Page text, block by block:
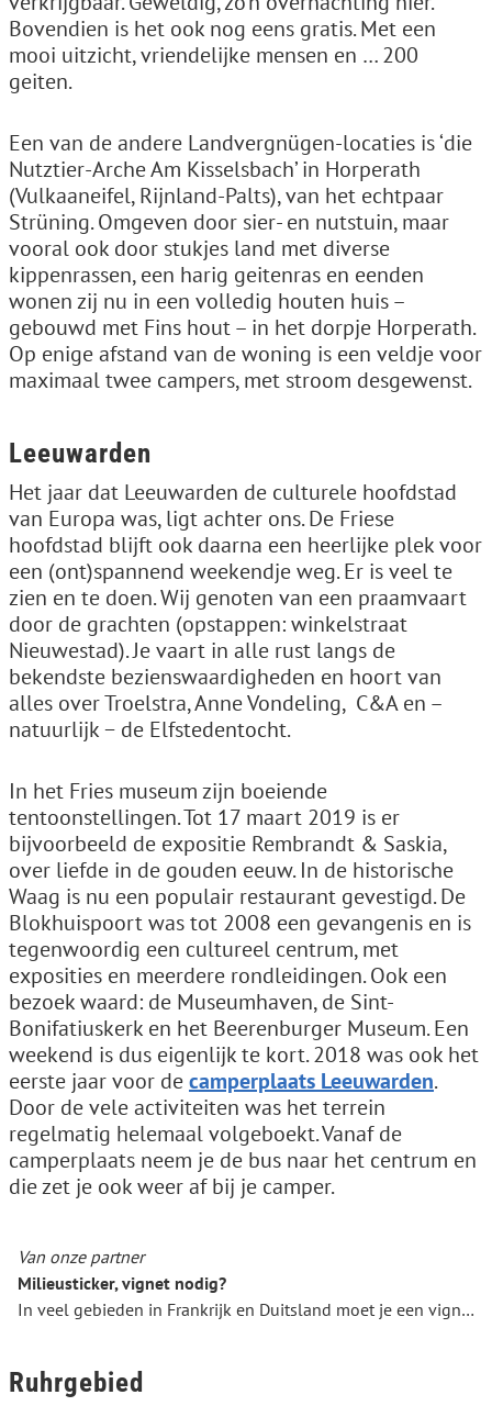
Bovendien is het ook nog eens gratis. Met een
mooi uitzicht, vriendelijke mensen en … 200
geiten.
Een van de andere Landvergnügen-locaties is ‘die
Nutztier-Arche Am Kisselsbach’ in Horperath
(Vulkaaneifel, Rijnland-Palts), van het echtpaar
Strüning. Omgeven door sier- en nutstuin, maar
vooral ook door stukjes land met diverse
kippenrassen, een harig geitenras en eenden
wonen zij nu in een volledig houten huis –
gebouwd met Fins hout – in het dorpje Horperath.
Op enige afstand van de woning is een veldje voor
maximaal twee campers, met stroom desgewenst.
Leeuwarden
Het jaar dat Leeuwarden de culturele hoofdstad
van Europa was, ligt achter ons. De Friese
hoofdstad blijft ook daarna een heerlijke plek voor
een (ont)spannend weekendje weg. Er is veel te
zien en te doen. Wij genoten van een praamvaart
door de grachten (opstappen: winkelstraat
Nieuwestad). Je vaart in alle rust langs de
bekendste bezienswaardigheden en hoort van
alles over Troelstra, Anne Vondeling, C&A en –
natuurlijk − de Elfstedentocht.
In het Fries museum zijn boeiende
tentoonstellingen. Tot 17 maart 2019 is er
bijvoorbeeld de expositie Rembrandt & Saskia,
over liefde in de gouden eeuw. In de historische
Waag is nu een populair restaurant gevestigd. De
Blokhuispoort was tot 2008 een gevangenis en is
tegenwoordig een cultureel centrum, met
exposities en meerdere rondleidingen. Ook een
bezoek waard: de Museumhaven, de Sint-
Bonifatiuskerk en het Beerenburger Museum. Een
weekend is dus eigenlijk te kort. 2018 was ook het
eerste jaar voor decamperplaats Leeuwarden.
Door de vele activiteiten was het terrein
regelmatig helemaal volgeboekt. Vanaf de
camperplaats neem je de bus naar het centrum en
die zet je ook weer af bij je camper.
Van onze partner
Milieusticker, vignet nodig?
In veel gebieden in Frankrijk en Duitsland moet je een vignet op je auto hebben.
Ruhrgebied